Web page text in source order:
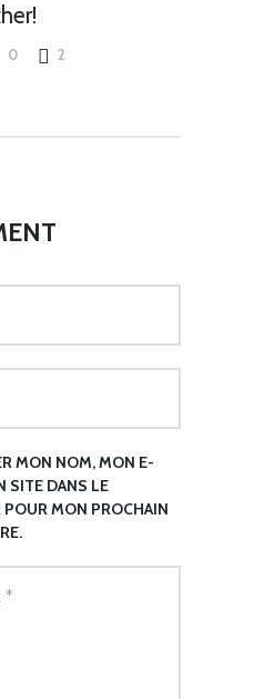
0 2
MON NOM, MON E-
SITE DANS LE
POUR MON PROCHAIN